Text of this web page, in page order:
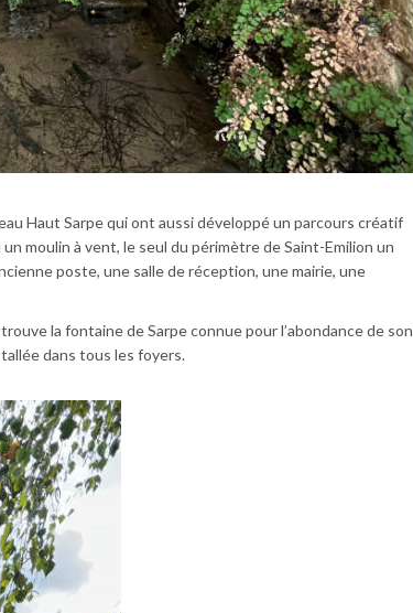
Haut Sarpe qui ont aussi développé un parcours créatif
moulin à vent, le seul du périmètre de Saint-Emilion un
poste, une salle de réception, une mairie, une
la fontaine de Sarpe connue pour l’abondance de son
dans tous les foyers.